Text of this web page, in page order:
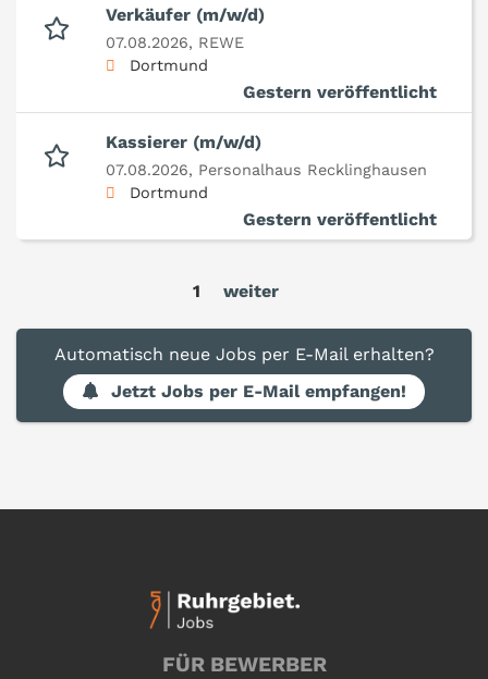
Verkäufer (m/w/d)
07.08.2026, REWE
Dortmund
Gestern veröffentlicht
Kassierer (m/w/d)
07.08.2026, Personalhaus Recklinghausen
Dortmund
Gestern veröffentlicht
1 weiter
Automatisch neue Jobs per E-Mail erhalten?
Jetzt Jobs per E-Mail empfangen!
FÜR BEWERBER